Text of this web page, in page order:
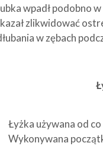
wpadł podobno
zlikwidować
w zębach
Łyżka używana od
Wykonywana